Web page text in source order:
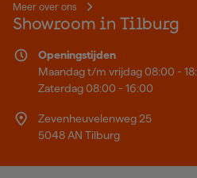
Meer over ons
Showroom in Tilburg
Openingstijden
Maandag t/m vrijdag 08:00 -
Zaterdag 08:00 - 16:00
Zevenheuvelenweg 25
5048 AN Tilburg